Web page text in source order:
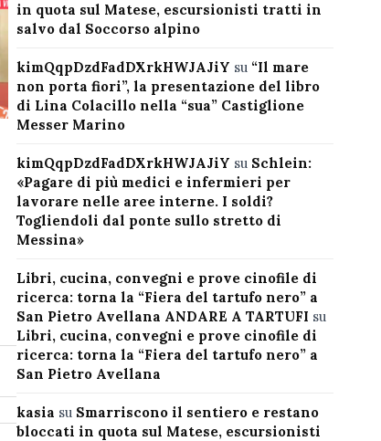
in quota sul Matese, escursionisti tratti in
salvo dal Soccorso alpino
kimQqpDzdFadDXrkHWJAJiY su “Il mare
non porta fiori”, la presentazione del libro
di Lina Colacillo nella “sua” Castiglione
Messer Marino
kimQqpDzdFadDXrkHWJAJiY su Schlein:
«Pagare di più medici e infermieri per
lavorare nelle aree interne. I soldi?
Togliendoli dal ponte sullo stretto di
Messina»
Libri, cucina, convegni e prove cinofile di
ricerca: torna la “Fiera del tartufo nero” a
San Pietro Avellana ANDARE A TARTUFI su
Libri, cucina, convegni e prove cinofile di
ricerca: torna la “Fiera del tartufo nero” a
San Pietro Avellana
kasia su Smarriscono il sentiero e restano
bloccati in quota sul Matese, escursionisti